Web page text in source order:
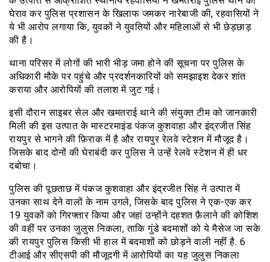
घेराव कर पुलिस प्रशासन के खिलाफ जमकर नारेबाजी की, रहवासियों ने
ये भी आरोप लगाया कि, युवकों ने युवतियों और महिलाओं से भी छेड़छाड़
की है।
थाना परिसर में लोगों की भारी भीड़ जमा होने की सूचना पर पुलिस के
अधिकारी मौके पर पहुंचे और प्रदर्शनकारियों को समझाइश देकर शांत
कराया और आरोपियों की तलाश में जुट गई।
इसी दौरान साइबर सेल और खमतराई थाने की संयुक्त टीम को जानकारी
मिली की इस उत्पात के मास्टरमाइंड पंकज कुशवाहा और इंद्रजीत सिंह
रायपुर से भागने की फ़िराक में है और रायपुर रेलवे स्टेशन में मौजूद है।
जिसके बाद दोनों की घेराबंदी कर पुलिस ने उन्हें रेलवे स्टेशन में ही धर
दबोचा।
पुलिस की पूछताछ में पंकज कुशवाहा और इंद्रजीत सिंह ने उत्पात में
उनका साथ देने वालों के नाम उगले, जिसके बाद पुलिस ने एक-एक कर
19 युवकों को गिरफ्तार किया और जहां उन्होंने दहशत फ़ैलाने की कोशिश
की वहीं पर उनका जुलुस निकला, ताकि गुंडे बदमाशों को ये मैसेज जा सके
की रायपुर पुलिस किसी भी हाल में बदमाशों को छोड़ने वाली नहीं है. 6
टीआई और सीएसपी की मौजूदगी में आरोपियों का यह जुलुस निकला